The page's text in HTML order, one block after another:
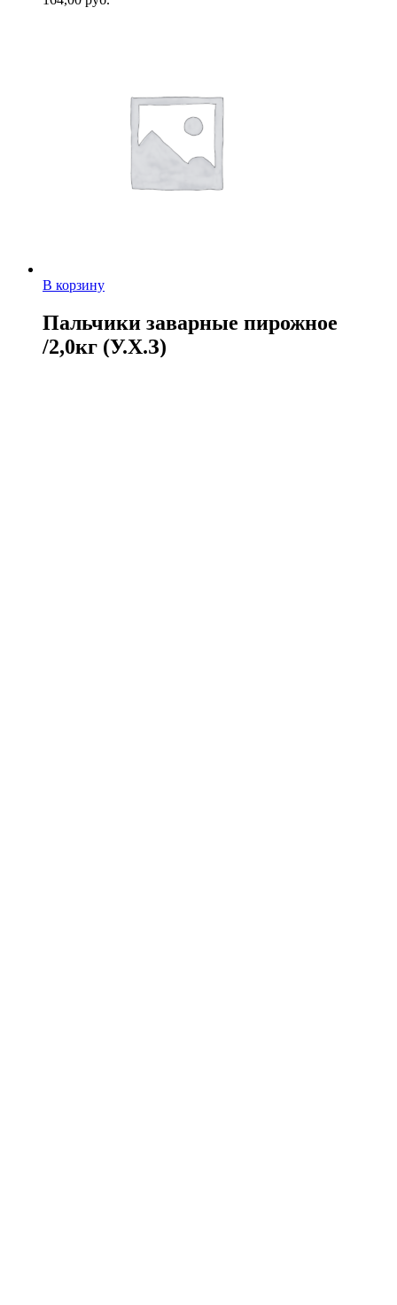
В корзину
Пальчики заварные пирожное
/2,0кг (У.Х.З)